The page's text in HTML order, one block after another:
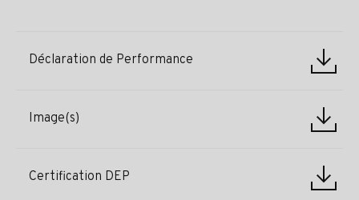
Déclaration de Performance
Image(s)
Certification DEP